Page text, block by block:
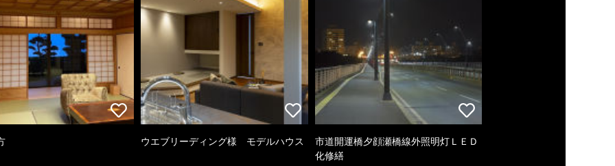
ウエブリーディング様 モデルハウス
市道開運橋夕顔瀬橋線外照明灯ＬＥＤ
化修繕